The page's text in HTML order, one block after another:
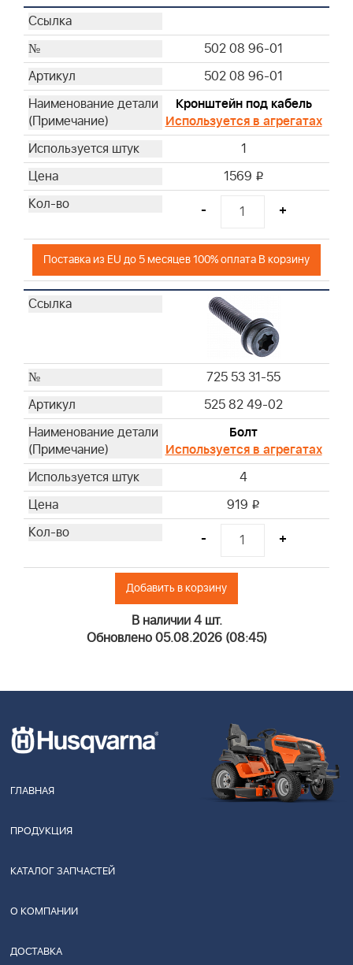
502 08 96-01
502 08 96-01
Кронштейн под кабель
Используется в агрегатах
1
1569 i
- +
Поставка из EU до 5 месяцев 100% оплата В корзину
725 53 31-55
525 82 49-02
Болт
Используется в агрегатах
4
919 i
- +
Добавить в корзину
В наличии 4 шт.
Обновлено 05.08.2026 (08:45)
ГЛАВНАЯ
ПРОДУКЦИЯ
КАТАЛОГ ЗАПЧАСТЕЙ
О КОМПАНИИ
ДОСТАВКА